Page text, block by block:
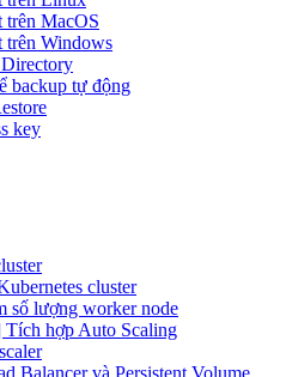
trên MacOS
trên Windows
backup tự động
key
cluster
số lượng worker node
Tích hợp Auto Scaling
Balancer và Persistent Volume